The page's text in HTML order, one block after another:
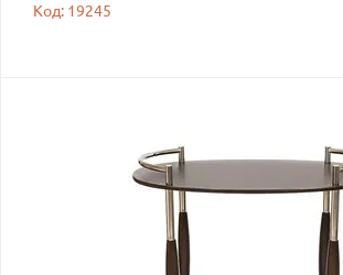
Код: 19245